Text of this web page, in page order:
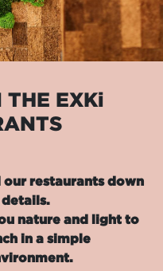
THE EXKi
our restaurants down
nature and light to
in a simple